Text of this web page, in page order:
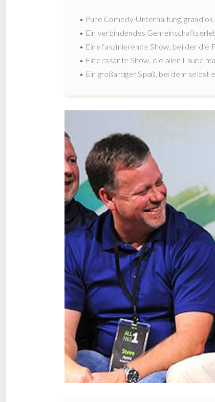
• Pure Comedy-Unterhaltung,
• Ein verbindendes
• Eine faszinierende Show, bei der die
• Eine rasante Show, die allen Laune
• Ein großartiger Spaß, bei dem selbst